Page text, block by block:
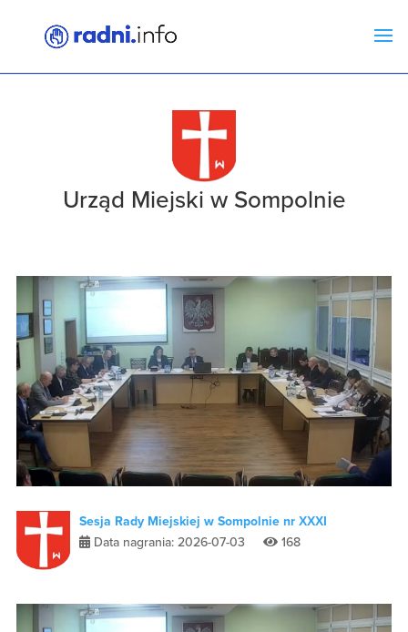
Urząd Miejski w Sompolnie
Sesja Rady Miejskiej w Sompolnie nr XXXI
Data nagrania: 2026-07-03
168